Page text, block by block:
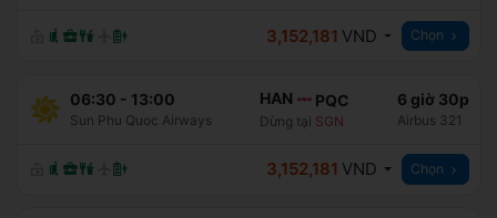
3,152,181 VND Chọn
06:30 - 13:00
Sun Phu Quoc Airways
HAN PQC
Dừng tại SGN
6 giờ 30p
Airbus 321
3,152,181 VND Chọn